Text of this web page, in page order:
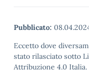
Pubblicato:
Eccetto dove
stato rilasciato sotto
Attribuzione 4.0 Italia.